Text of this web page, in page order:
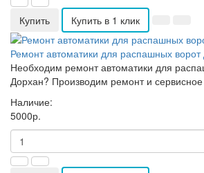
Купить Купить в 1 клик
Ремонт автоматики для распашных ворот
Необходим ремонт автоматики для
Дорхан? Производим ремонт и
Наличие:
5000р.